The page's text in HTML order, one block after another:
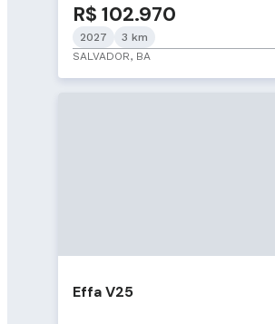
R$ 102.970
2027
3 km
SALVADOR, BA
Effa V25